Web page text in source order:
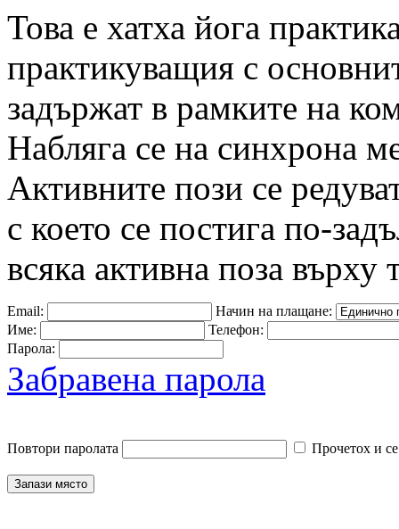
Това е хатха йога
практикуващия с
задържат в рамките на
Набляга се на синхрона
Активните пози се
с което се постига по-
всяка активна поза върху
Email:
Начин на плащане:
Име:
Телефон:
Парола:
Забравена парола
Повтори паролата Прочетох и